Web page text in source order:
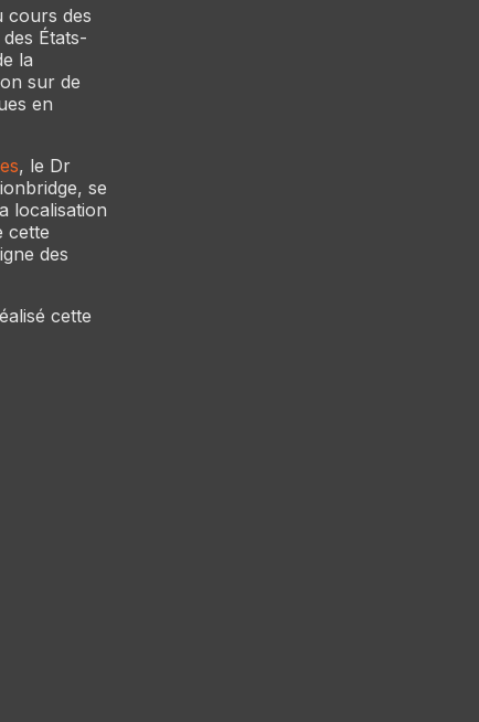
cours des
États-
la
sur de
en
, le Dr
se
localisation
cette
des
cette